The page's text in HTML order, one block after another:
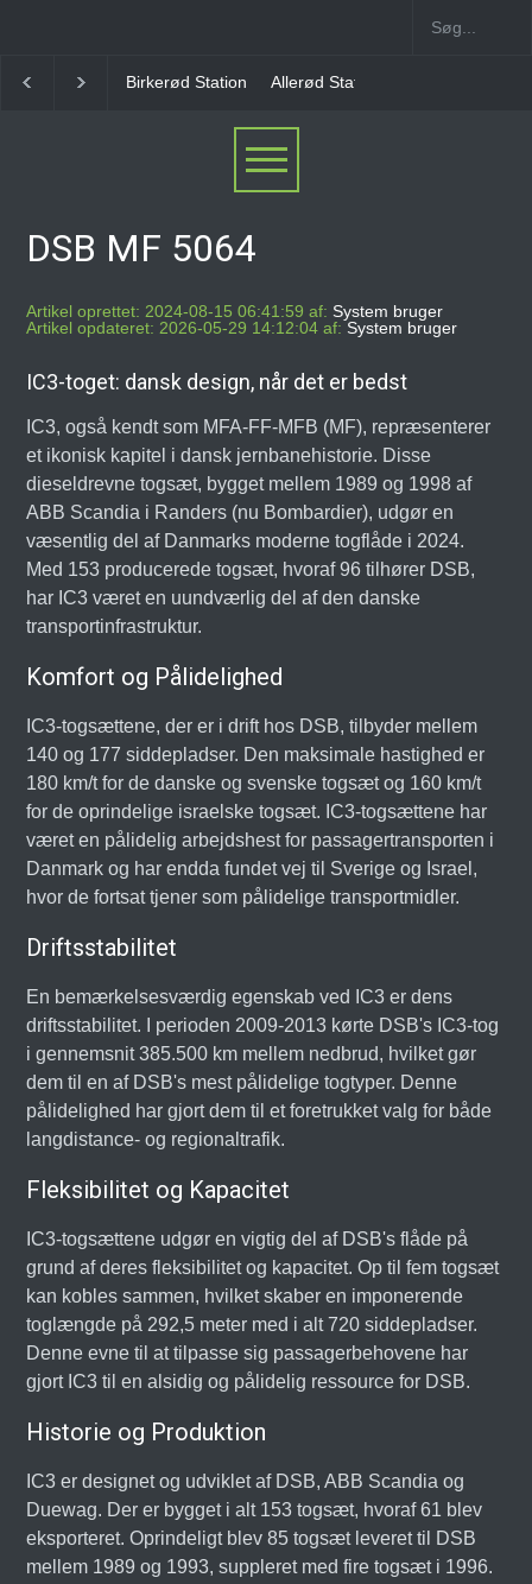
Allerød Station Favrholm Station
DSB MF 5064
Artikel oprettet: 2024-08-15 06:41:59 af: System bruger
Artikel opdateret: 2026-05-29 14:12:04 af: System bruger
IC3-toget: dansk design, når det er bedst
IC3, også kendt som MFA-FF-MFB (MF), repræsenterer
et ikonisk kapitel i dansk jernbanehistorie. Disse
dieseldrevne togsæt, bygget mellem 1989 og 1998 af
ABB Scandia i Randers (nu Bombardier), udgør en
væsentlig del af Danmarks moderne togflåde i 2024.
Med 153 producerede togsæt, hvoraf 96 tilhører DSB,
har IC3 været en uundværlig del af den danske
transportinfrastruktur.
Komfort og Pålidelighed
IC3-togsættene, der er i drift hos DSB, tilbyder mellem
140 og 177 siddepladser. Den maksimale hastighed er
180 km/t for de danske og svenske togsæt og 160 km/t
for de oprindelige israelske togsæt. IC3-togsættene har
været en pålidelig arbejdshest for passagertransporten i
Danmark og har endda fundet vej til Sverige og Israel,
hvor de fortsat tjener som pålidelige transportmidler.
Driftsstabilitet
En bemærkelsesværdig egenskab ved IC3 er dens
driftsstabilitet. I perioden 2009-2013 kørte DSB's IC3-tog
i gennemsnit 385.500 km mellem nedbrud, hvilket gør
dem til en af DSB's mest pålidelige togtyper. Denne
pålidelighed har gjort dem til et foretrukket valg for både
langdistance- og regionaltrafik.
Fleksibilitet og Kapacitet
IC3-togsættene udgør en vigtig del af DSB's flåde på
grund af deres fleksibilitet og kapacitet. Op til fem togsæt
kan kobles sammen, hvilket skaber en imponerende
toglængde på 292,5 meter med i alt 720 siddepladser.
Denne evne til at tilpasse sig passagerbehovene har
gjort IC3 til en alsidig og pålidelig ressource for DSB.
Historie og Produktion
IC3 er designet og udviklet af DSB, ABB Scandia og
Duewag. Der er bygget i alt 153 togsæt, hvoraf 61 blev
eksporteret. Oprindeligt blev 85 togsæt leveret til DSB
mellem 1989 og 1993, suppleret med fire togsæt i 1996.